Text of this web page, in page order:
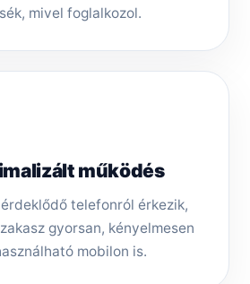
mivel foglalkozol.
működés
telefonról érkezik,
gyorsan, kényelmesen
mobilon is.